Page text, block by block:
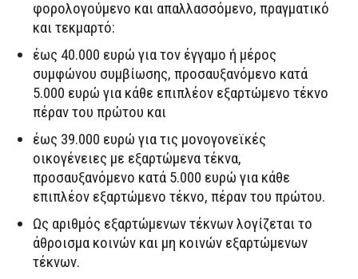
φορολογούμενο και απαλλασσόμενο, πραγματικό
και τεκμαρτό:
έως 40.000 ευρώ για τον έγγαμο ή μέρος
συμφώνου συμβίωσης, προσαυξανόμενο κατά
5.000 ευρώ για κάθε επιπλέον εξαρτώμενο τέκνο
πέραν του πρώτου και
έως 39.000 ευρώ για τις μονογονεϊκές
οικογένειες με εξαρτώμενα τέκνα,
προσαυξανόμενο κατά 5.000 ευρώ για κάθε
επιπλέον εξαρτώμενο τέκνο, πέραν του πρώτου.
Ως αριθμός εξαρτώμενων τέκνων λογίζεται το
άθροισμα κοινών και μη κοινών εξαρτώμενων
τέκνων.